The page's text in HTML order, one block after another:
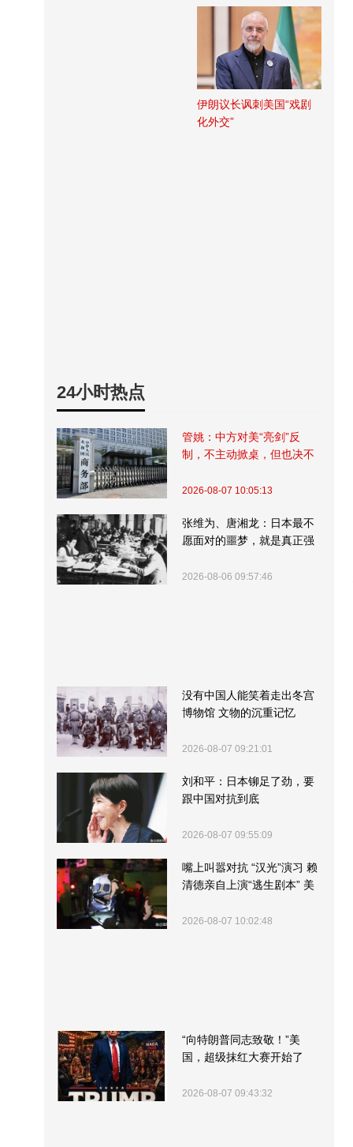
伊朗议长讽刺美国“戏剧
化外交”
24小时热点
管姚：中方对美“亮剑”反
制，不主动掀桌，但也决不
2026-08-07 10:05:13
张维为、唐湘龙：日本最不
愿面对的噩梦，就是真正强
2026-08-06 09:57:46
没有中国人能笑着走出冬宫
博物馆 文物的沉重记忆
2026-08-07 09:21:01
刘和平：日本铆足了劲，要
跟中国对抗到底
2026-08-07 09:55:09
嘴上叫嚣对抗 “汉光”演习 赖
清德亲自上演“逃生剧本” 美
2026-08-07 10:02:48
“向特朗普同志致敬！”美
国，超级抹红大赛开始了
2026-08-07 09:43:32